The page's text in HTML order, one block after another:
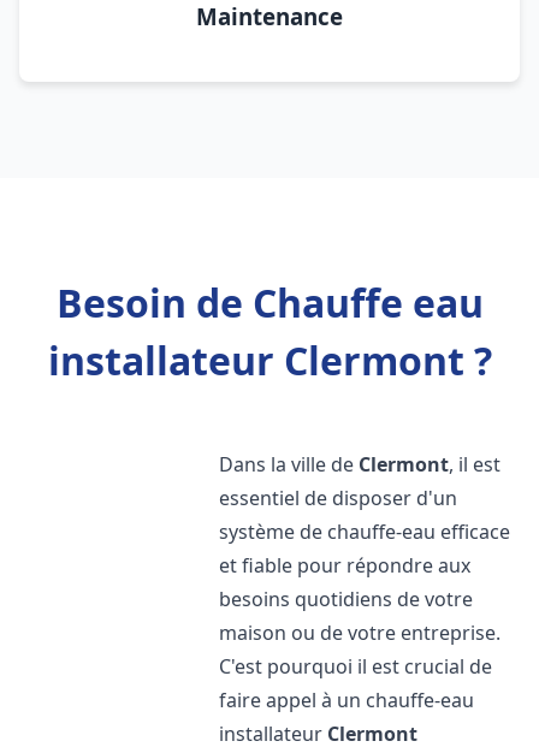
Maintenance
Besoin de Chauffe eau
installateur Clermont ?
Dans la ville de Clermont, il est
essentiel de disposer d'un
système de chauffe-eau efficace
et fiable pour répondre aux
besoins quotidiens de votre
maison ou de votre entreprise.
C'est pourquoi il est crucial de
faire appel à un chauffe-eau
installateur Clermont